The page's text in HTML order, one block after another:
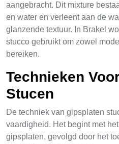
aangebracht. Dit mixture
en water en verleent aan de
glanzende textuur. In Brakel
stucco gebruikt om zowel
bereiken.
Technieken
Stucen
De techniek van gipsplaten
vaardigheid. Het begint met
gipsplaten, gevolgd door het